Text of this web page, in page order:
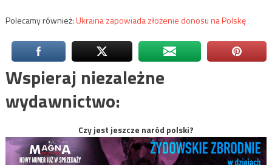
Polecamy również:Ukraina zapowiada złożenie donosu na Polskę
Wspieraj niezależne
wydawnictwo:
Czy jest jeszcze naród polski?